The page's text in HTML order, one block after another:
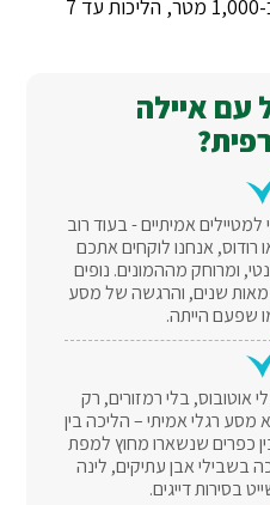
עליות וירידות, הפרשי גובה עד כ-1,000 מטר, הליכות עד 7
עם איילה
למטיילים אמיתיים - בעוד רוב
רודוס, אנחנו לוקחים אתכם
ומרוחק מההמונים. נופים
שנים, והרגשה של מסע
שפעם הייתה.
אוטובוס, בלי רמזורים, רק
מסע רגלי אמיתי – הליכה בין
כפרים שנשארו מחוץ למפת
בשבילי אבן עתיקים, לינה
בסירות דייגים.